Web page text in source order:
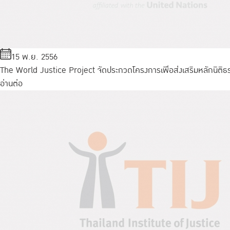
15 พ.ย. 2556
The World Justice Project จัดประกวดโครงการเพื่อส่งเสริมหลักนิติธ
อ่านต่อ